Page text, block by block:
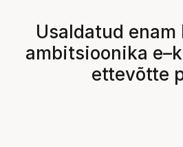
Usaldatud enam
ambitsioonika
ettevõtte